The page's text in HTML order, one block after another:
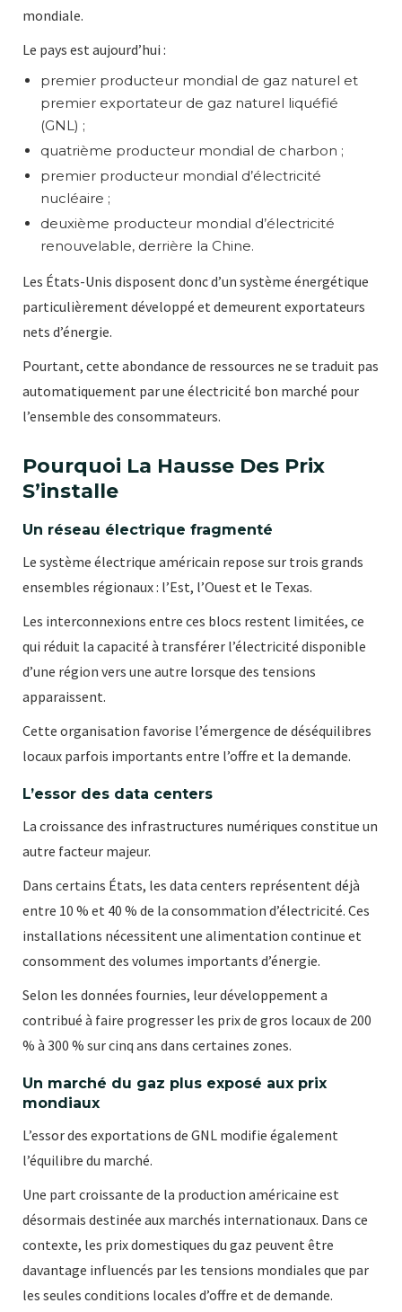
mondiale.
Le pays est aujourd’hui :
premier producteur mondial de gaz naturel et
premier exportateur de gaz naturel liquéfié
(GNL) ;
quatrième producteur mondial de charbon ;
premier producteur mondial d’électricité
nucléaire ;
deuxième producteur mondial d’électricité
renouvelable, derrière la Chine.
Les États-Unis disposent donc d’un système énergétique
particulièrement développé et demeurent exportateurs
nets d’énergie.
Pourtant, cette abondance de ressources ne se traduit pas
automatiquement par une électricité bon marché pour
l’ensemble des consommateurs.
Pourquoi La Hausse Des Prix
S’installe
Un réseau électrique fragmenté
Le système électrique américain repose sur trois grands
ensembles régionaux : l’Est, l’Ouest et le Texas.
Les interconnexions entre ces blocs restent limitées, ce
qui réduit la capacité à transférer l’électricité disponible
d’une région vers une autre lorsque des tensions
apparaissent.
Cette organisation favorise l’émergence de déséquilibres
locaux parfois importants entre l’offre et la demande.
L’essor des data centers
La croissance des infrastructures numériques constitue un
autre facteur majeur.
Dans certains États, les data centers représentent déjà
entre 10 % et 40 % de la consommation d’électricité. Ces
installations nécessitent une alimentation continue et
consomment des volumes importants d’énergie.
Selon les données fournies, leur développement a
contribué à faire progresser les prix de gros locaux de 200
% à 300 % sur cinq ans dans certaines zones.
Un marché du gaz plus exposé aux prix
mondiaux
L’essor des exportations de GNL modifie également
l’équilibre du marché.
Une part croissante de la production américaine est
désormais destinée aux marchés internationaux. Dans ce
contexte, les prix domestiques du gaz peuvent être
davantage influencés par les tensions mondiales que par
les seules conditions locales d’offre et de demande.